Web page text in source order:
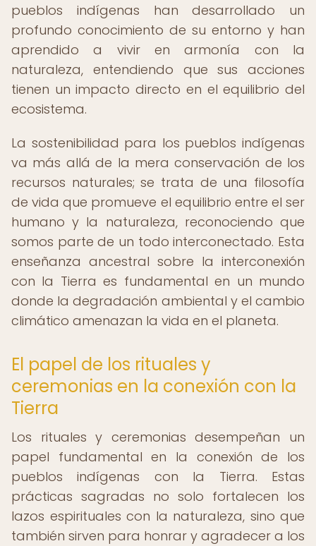
pueblos indígenas han desarrollado un
profundo conocimiento de su entorno y han
aprendido a vivir en armonía con la
naturaleza, entendiendo que sus acciones
tienen un impacto directo en el equilibrio del
ecosistema.
La sostenibilidad para los pueblos indígenas
va más allá de la mera conservación de los
recursos naturales; se trata de una filosofía
de vida que promueve el equilibrio entre el ser
humano y la naturaleza, reconociendo que
somos parte de un todo interconectado. Esta
enseñanza ancestral sobre la interconexión
con la Tierra es fundamental en un mundo
donde la degradación ambiental y el cambio
climático amenazan la vida en el planeta.
El papel de los rituales y
ceremonias en la conexión con la
Tierra
Los rituales y ceremonias desempeñan un
papel fundamental en la conexión de los
pueblos indígenas con la Tierra. Estas
prácticas sagradas no solo fortalecen los
lazos espirituales con la naturaleza, sino que
también sirven para honrar y agradecer a los